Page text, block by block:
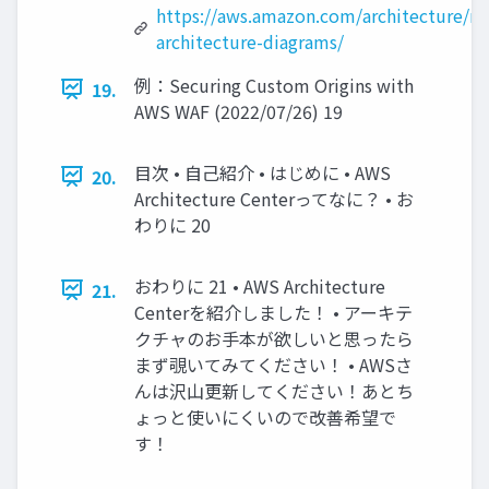
https://aws.amazon.com/architecture/
architecture-diagrams/
19.
例：Securing Custom Origins with
AWS WAF (2022/07/26) 19
20.
目次 • 自己紹介 • はじめに • AWS
Architecture Centerってなに？ • お
わりに 20
21.
おわりに 21 • AWS Architecture
Centerを紹介しました！ • アーキテ
クチャのお手本が欲しいと思ったら
まず覗いてみてください！ • AWSさ
んは沢山更新してください！あとち
ょっと使いにくいので改善希望で
す！